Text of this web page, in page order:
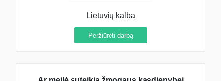
Lietuvių kalba
Peržiūrėti darbą